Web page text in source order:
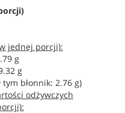
jednej porcji):
g
g
błonnik: 2.76 g)
odżywczych